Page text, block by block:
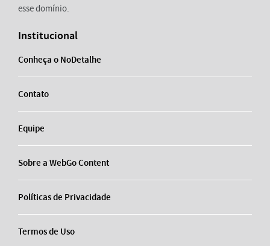
esse domínio.
Institucional
Conheça o NoDetalhe
Contato
Equipe
Sobre a WebGo Content
Políticas de Privacidade
Termos de Uso